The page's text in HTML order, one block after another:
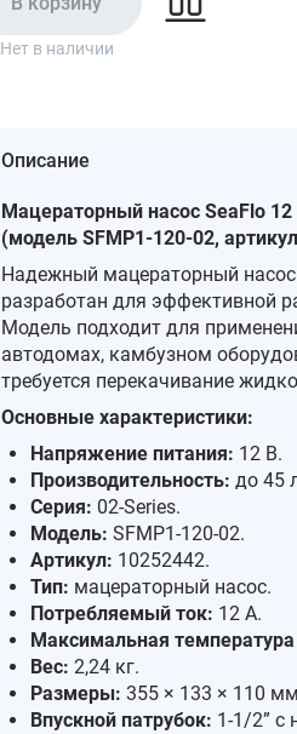
Нет в наличии
Описание
Мацераторный насос SeaFlo
(модель SFMP1‑120‑02,
Надежный мацераторный насос
разработан для эффективной
Модель подходит для
автодомах, камбузном
требуется перекачивание
Основные характеристики:
Напряжение питания: 12 В.
Производительность: до 45
Серия: 02‑Series.
Модель: SFMP1‑120‑02.
Артикул: 10252442.
Тип: мацераторный насос.
Потребляемый ток: 12 А.
Максимальная
Вес: 2,24 кг.
Размеры: 355 × 133 × 110
Впускной патрубок: 1‑1/2” с